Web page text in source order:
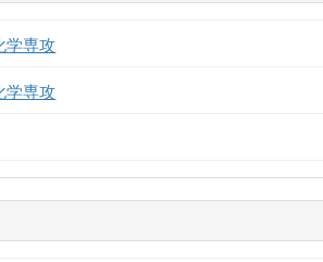
学専攻
学専攻